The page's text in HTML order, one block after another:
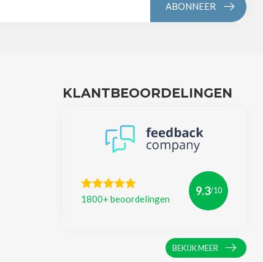
ABONNEER
KLANTBEOORDELINGEN
1800+ beoordelingen
9.3/10
BEKIJK MEER